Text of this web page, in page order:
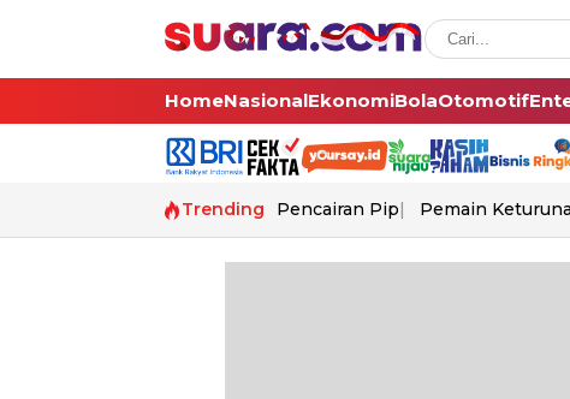
HomeNasionalEkonomiBolaOtomotif
Trending Pencairan Pip Pemain